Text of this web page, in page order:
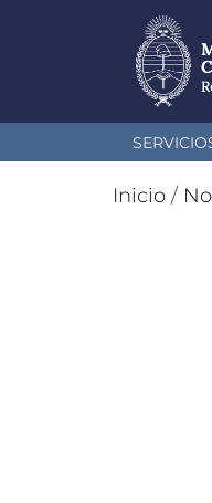
al
Inicio /